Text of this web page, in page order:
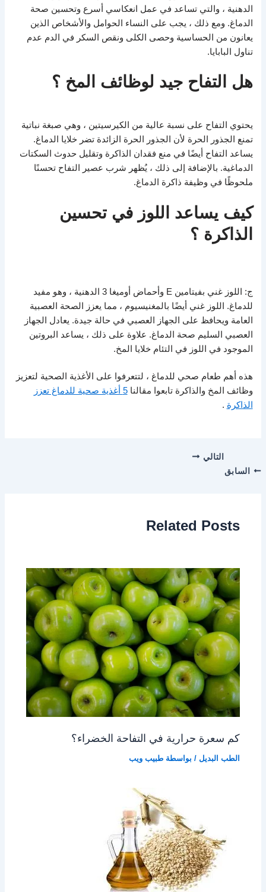
الدهنية ، والتي تساعد في عمل انعكاسي أسرع وتحسين صحة
الدماغ. ومع ذلك ، يجب على النساء الحوامل والأشخاص الذين
يعانون من الحساسية وحصى الكلى ونقص السكر في الدم عدم
تناول البابايا.
هل التفاح جيد لوظائف المخ ؟
يحتوي التفاح على نسبة عالية من الكيرسيتين ، وهي صبغة نباتية
تمنع الجذور الحرة لأن الجذور الحرة الزائدة تضر خلايا الدماغ.
يساعد التفاح أيضًا في منع فقدان الذاكرة وتقليل حدوث السكتات
الدماغية. بالإضافة إلى ذلك ، يُظهر شرب عصير التفاح تحسنًا
ملحوظًا في وظيفة ذاكرة الدماغ.
كيف يساعد اللوز في تحسين
الذاكرة ؟
ج: اللوز غني بفيتامين E وأحماض أوميغا 3 الدهنية ، وهو مفيد
للدماغ. اللوز غني أيضًا بالمغنيسيوم ، مما يعزز الصحة العصبية
العامة ويحافظ على الجهاز العصبي في حالة جيدة. يعادل الجهاز
العصبي السليم صحة الدماغ. علاوة على ذلك ، يساعد البروتين
الموجود في اللوز في التئام خلايا المخ.
هذه أهم طعام صحي للدماغ ، لتتعرفوا على الأغذية الصحية لتعزيز
وظائف المخ والذاكرة تابعوا مقالنا
5 أغذية صحية للدماغ تعزز
الذاكرة .
السابق
التالي
Related Posts
كم سعرة حرارية في التفاحة الخضراء؟
الطب البديل / بواسطة طبيب ويب